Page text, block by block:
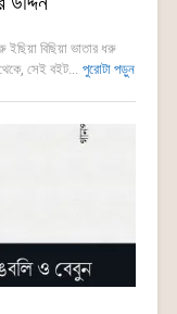
বিছিয়া ভাতার ধরু
সেই বইট... পুরোটা পড়ুন